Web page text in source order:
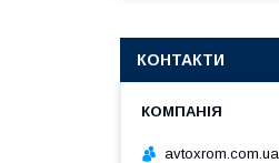
КОНТАКТИ
avtoxrom.com.ua